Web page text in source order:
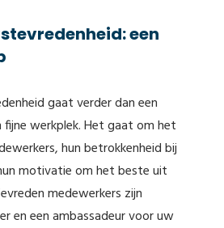
een
gaat verder dan een
werkplek. Het gaat om het
hun betrokkenheid bij
motivatie om het beste uit
medewerkers zijn
en een ambassadeur voor uw